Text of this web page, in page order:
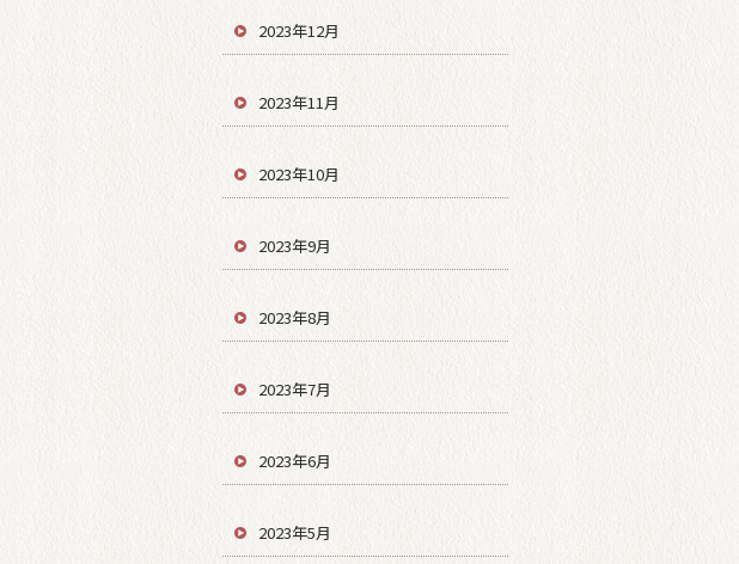
2023年12月
2023年11月
2023年10月
2023年9月
2023年8月
2023年7月
2023年6月
2023年5月